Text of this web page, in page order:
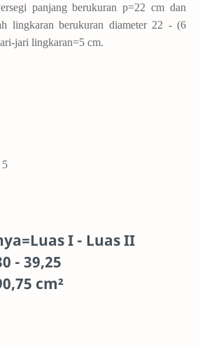
panjang berukuran p=22 cm dan
lingkaran berukuran diameter 22 - (6
jari lingkaran=5 cm.
I - Luas II
cm²